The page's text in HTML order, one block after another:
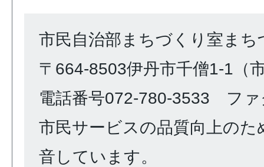
市民自治部まちづくり室まち
〒664-8503伊丹市千僧1-1（
電話番号072-780-3533 ファ
市民サービスの品質向上のた
音しています。